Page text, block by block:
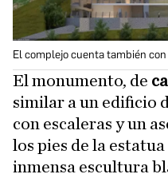
El complejo cuenta también
El monumento, de
similar a un edificio
con escaleras y un
los pies de la
inmensa escultura